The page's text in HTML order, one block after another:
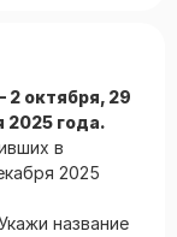
2 октября, 29
2025 года.
в
2025
название